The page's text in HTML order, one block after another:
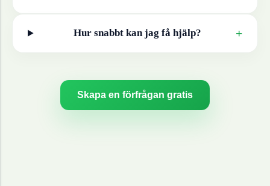
Hur snabbt kan jag få hjälp? +
Skapa en förfrågan gratis